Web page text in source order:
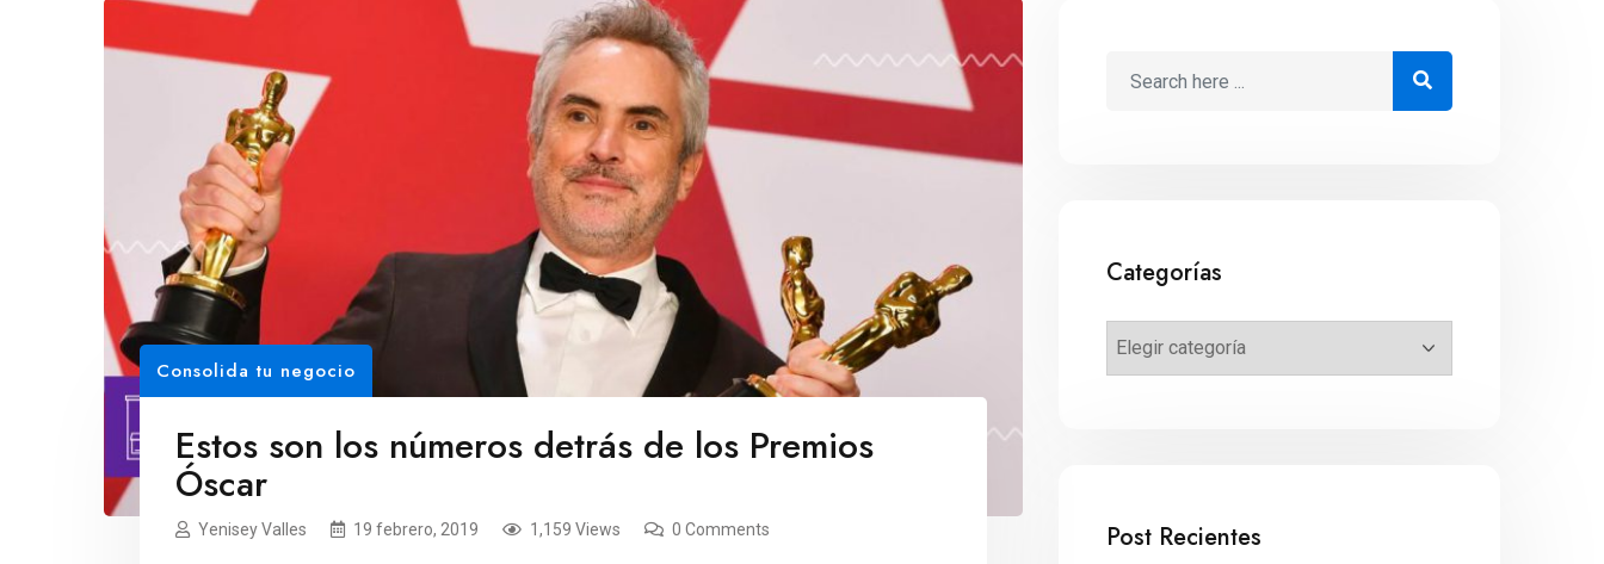
Consolida tu negocio
Estos son los números detrás de los Premios
Óscar
Yenisey Valles 19 febrero, 2019 1,159 Views 0 Comments
Categorías
Post Recientes